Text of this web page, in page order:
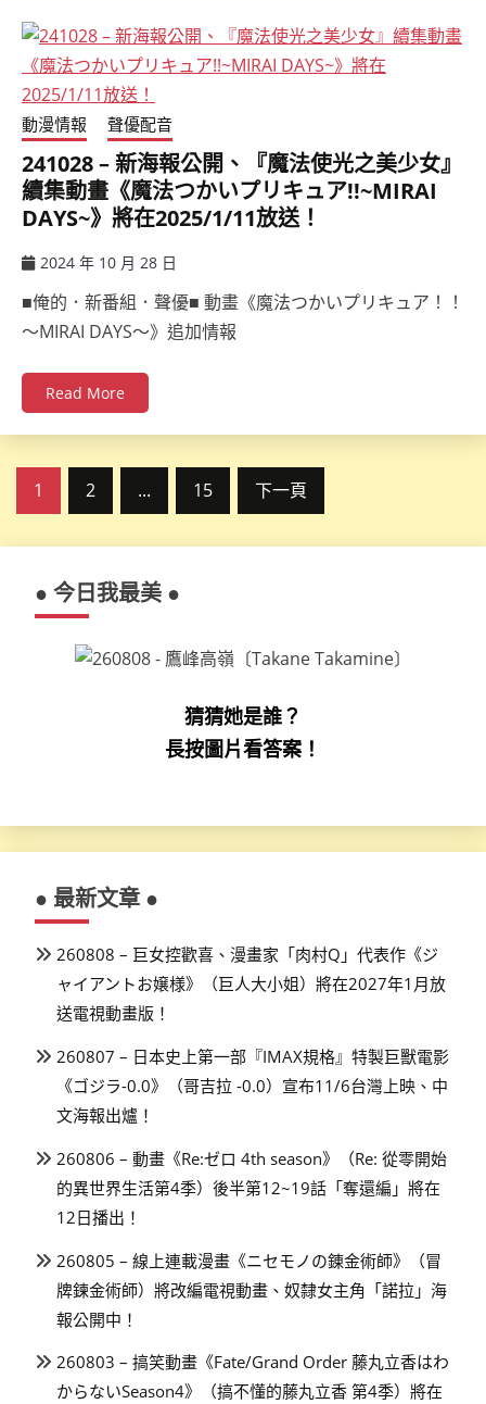
動漫情報 聲優配音
241028 – 新海報公開、『魔法使光之美少女』
續集動畫《魔法つかいプリキュア!!~MIRAI
DAYS~》將在2025/1/11放送！
2024 年 10 月 28 日
■俺的．新番組．聲優■ 動畫《魔法つかいプリキュア！！
～MIRAI DAYS～》追加情報
Read More
文
頁
1 2 ... 15 下一頁
● 今日我最美 ●
猜猜她是誰？
長按圖片看答案！
● 最新文章 ●
260808 – 巨女控歡喜、漫畫家「肉村Q」代表作《ジ
ャイアントお嬢様》（巨人大小姐）將在2027年1月放
送電視動畫版！
260807 – 日本史上第一部『IMAX規格』特製巨獸電影
《ゴジラ-0.0》（哥吉拉 -0.0）宣布11/6台灣上映、中
文海報出爐！
260806 – 動畫《Re:ゼロ 4th season》（Re: 從零開始
的異世界生活第4季）後半第12~19話「奪還編」將在
12日播出！
260805 – 線上連載漫畫《ニセモノの錬金術師》（冒
牌鍊金術師）將改編電視動畫、奴隸女主角「諾拉」海
報公開中！
260803 – 搞笑動畫《Fate/Grand Order 藤丸立香はわ
からないSeason4》（搞不懂的藤丸立香 第4季）將在